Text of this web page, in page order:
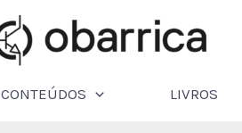
CONTEÚDOS LIVROS